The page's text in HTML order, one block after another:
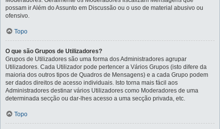
possam ir Além do Assunto em Discussão ou o uso de material abusivo ou
ofensivo.
Topo
O que são Grupos de Utilizadores?
Grupos de Utilizadores são uma forma dos Administradores agrupar
Utilizadores. Cada Utilizador pode pertencer a Vários Grupos (isto difere da
maioria dos outros tipos de Quadros de Mensagens) e a cada Grupo podem
ser dados direitos de acesso individuais. Isto torna mais fácil aos
Administradores destinar vários Utilizadores como Moderadores de uma
determinada secção ou dar-lhes acesso a uma secção privada, etc.
Topo